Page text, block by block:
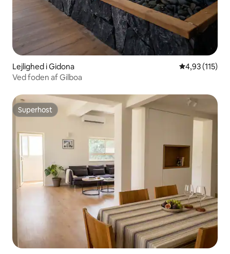
Lejlighed i Gidona 4,93 ud af 5 i
4,93 (115)
Ved foden af Gilboa
Superhost
Superhost